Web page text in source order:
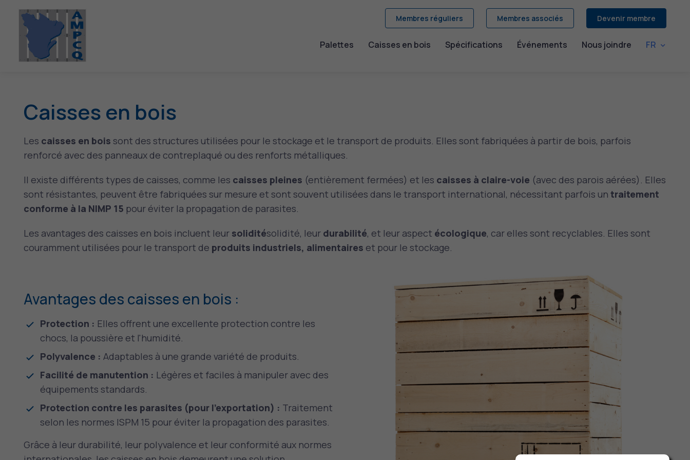
Membres réguliers Membres associés Devenir membre
Palettes Caisses en bois Spécifications Événements Nous joindre FR
Caisses en bois
Les caisses en bois sont des structures utilisées pour le stockage et le transport de produits. Elles sont fabriquées à partir de bois, parfois
renforcé avec des panneaux de contreplaqué ou des renforts métalliques.
Il existe différents types de caisses, comme les caisses pleines (entièrement fermées) et les caisses à claire-voie (avec des parois aérées). Elles
sont résistantes, peuvent être fabriquées sur mesure et sont souvent utilisées dans le transport international, nécessitant parfois un traitement
conforme à la NIMP 15 pour éviter la propagation de parasites.
Les avantages des caisses en bois incluent leur soliditésolidité, leur durabilité, et leur aspect écologique, car elles sont recyclables. Elles sont
couramment utilisées pour le transport de produits industriels, alimentaires et pour le stockage.
Avantages des caisses en bois :
Protection : Elles offrent une excellente protection contre les
chocs, la poussière et l'humidité.
Polyvalence : Adaptables à une grande variété de produits.
Facilité de manutention : Légères et faciles à manipuler avec des
équipements standards.
Protection contre les parasites (pour l'exportation) : Traitement
selon les normes ISPM 15 pour éviter la propagation des parasites.
Grâce à leur durabilité, leur polyvalence et leur conformité aux normes